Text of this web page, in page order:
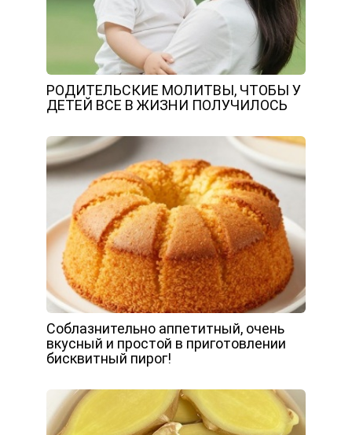
РОДИТЕЛЬСКИЕ МОЛИТВЫ, ЧТОБЫ У
ДЕТЕЙ ВСЕ В ЖИЗНИ ПОЛУЧИЛОСЬ
Соблазнительно аппетитный, очень
вкусный и простой в приготовлении
бисквитный пирог!